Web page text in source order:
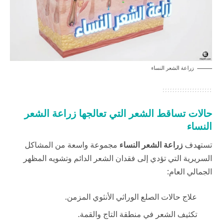
زراعة الشعر النساء
حالات تساقط الشعر التي تعالجها زراعة الشعر
النساء
تستهدف زراعة الشعر النساء مجموعة واسعة من المشاكل
السريرية التي تؤدي إلى فقدان الشعر الدائم وتشويه المظهر
الجمالي العام:
علاج حالات الصلع الوراثي الأنثوي المزمن.
تكثيف الشعر في منطقة التاج والقمة.